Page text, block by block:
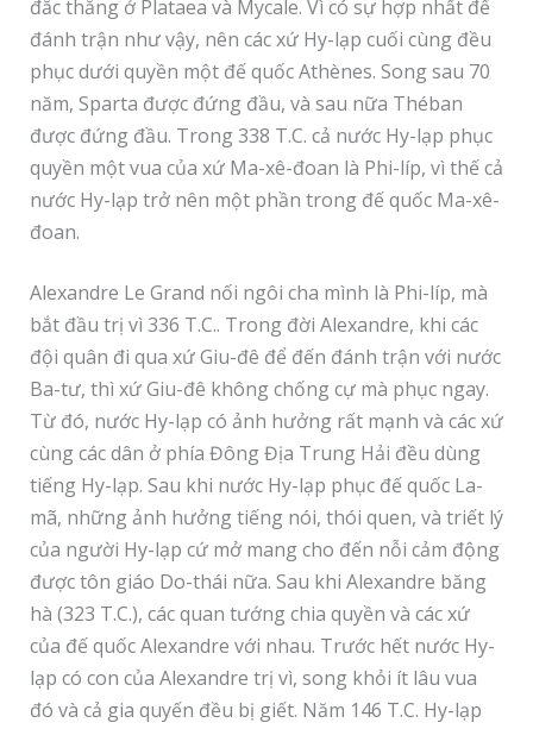
đắc thắng ở Plataea và Mycale. Vì có sự hợp nhất để
đánh trận như vậy, nên các xứ Hy-lạp cuối cùng đều
phục dưới quyền một đế quốc Athènes. Song sau 70
năm, Sparta được đứng đầu, và sau nữa Théban
được đứng đầu. Trong 338 T.C. cả nước Hy-lạp phục
quyền một vua của xứ Ma-xê-đoan là Phi-líp, vì thế cả
nước Hy-lạp trở nên một phần trong đế quốc Ma-xê-
đoan.
Alexandre Le Grand nối ngôi cha mình là Phi-líp, mà
bắt đầu trị vì 336 T.C.. Trong đời Alexandre, khi các
đội quân đi qua xứ Giu-đê để đến đánh trận với nước
Ba-tư, thì xứ Giu-đê không chống cự mà phục ngay.
Từ đó, nước Hy-lạp có ảnh hưởng rất mạnh và các xứ
cùng các dân ở phía Đông Địa Trung Hải đều dùng
tiếng Hy-lạp. Sau khi nước Hy-lạp phục đế quốc La-
mã, những ảnh hưởng tiếng nói, thói quen, và triết lý
của người Hy-lạp cứ mở mang cho đến nỗi cảm động
được tôn giáo Do-thái nữa. Sau khi Alexandre băng
hà (323 T.C.), các quan tướng chia quyền và các xứ
của đế quốc Alexandre với nhau. Trước hết nước Hy-
lạp có con của Alexandre trị vì, song khỏi ít lâu vua
đó và cả gia quyến đều bị giết. Năm 146 T.C. Hy-lạp